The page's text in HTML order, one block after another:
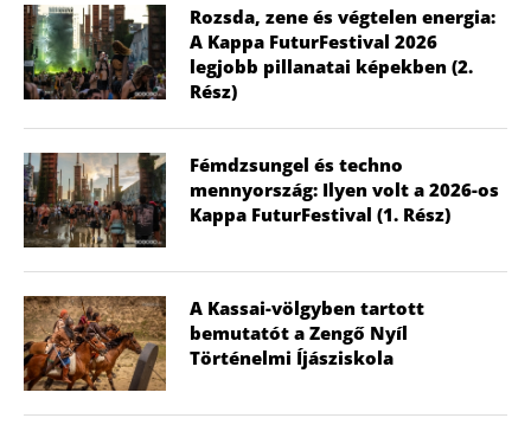
Rozsda, zene és végtelen energia:
A Kappa FuturFestival 2026
legjobb pillanatai képekben (2.
Rész)
Fémdzsungel és techno
mennyország: Ilyen volt a 2026-os
Kappa FuturFestival (1. Rész)
A Kassai-völgyben tartott
bemutatót a Zengő Nyíl
Történelmi Íjásziskola